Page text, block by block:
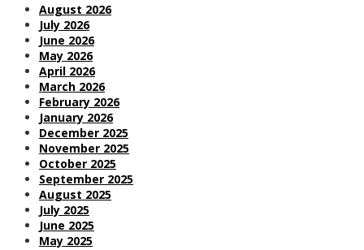
August 2026
July 2026
June 2026
May 2026
April 2026
March 2026
February 2026
January 2026
December 2025
November 2025
October 2025
September 2025
August 2025
July 2025
June 2025
May 2025